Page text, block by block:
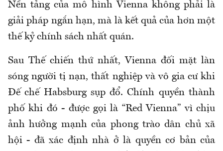
Nền tảng của mô hình Vienna không phải là
giải pháp ngắn hạn, mà là kết quả của hơn một
thế kỷ chính sách nhất quán.
Sau Thế chiến thứ nhất, Vienna đối mặt làn
sóng người tị nạn, thất nghiệp và vô gia cư khi
Đế chế Habsburg sụp đổ. Chính quyền thành
phố khi đó - được gọi là “Red Vienna” vì chịu
ảnh hưởng mạnh của phong trào dân chủ xã
hội - đã xác định nhà ở là quyền cơ bản của